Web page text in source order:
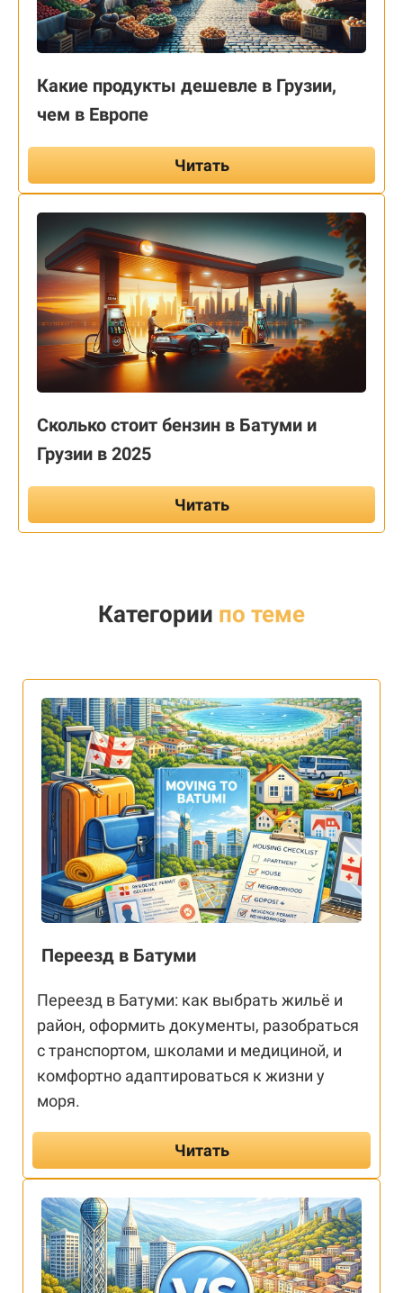
Какие продукты дешевле в Грузии,
чем в Европе
Читать
Сколько стоит бензин в Батуми и
Грузии в 2025
Читать
Категории по теме
Переезд в Батуми
Переезд в Батуми: как выбрать жильё и
район, оформить документы, разобраться
с транспортом, школами и медициной, и
комфортно адаптироваться к жизни у
моря.
Читать